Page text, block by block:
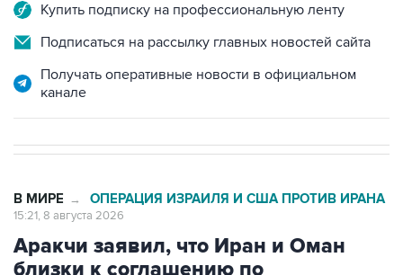
Купить подписку на профессиональную ленту
Подписаться на рассылку главных новостей сайта
Получать оперативные новости в официальном
канале
В МИРЕ → ОПЕРАЦИЯ ИЗРАИЛЯ И США ПРОТИВ ИРАНА
15:21, 8 августа 2026
Аракчи заявил, что Иран и Оман
близки к соглашению по